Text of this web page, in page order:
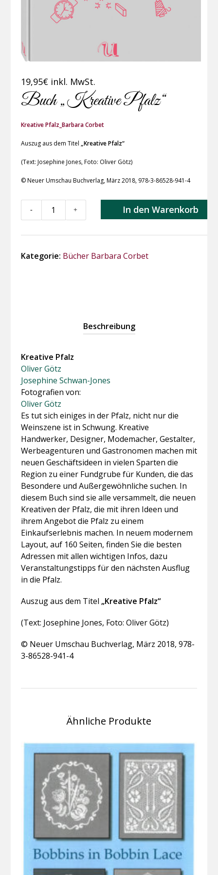
19,95€ inkl. MwSt.
Buch „Kreative Pfalz“
Kreative Pfalz_Barbara Corbet
Auszug aus dem Titel „Kreative Pfalz“
(Text: Josephine Jones, Foto: Oliver Götz)
© Neuer Umschau Buchverlag, März 2018, 978-3-86528-941-4
"Kreative
- + In den Warenkorb
Kategorie: Bücher Barbara Corbet
Beschreibung
Kreative Pfalz
Oliver Götz
Josephine Schwan-Jones
Fotografien von:
Oliver Götz
Es tut sich einiges in der Pfalz, nicht nur die
Weinszene ist in Schwung. Kreative
Handwerker, Designer, Modemacher, Gestalter,
Werbeagenturen und Gastronomen machen mit
neuen Geschäftsideen in vielen Sparten die
Region zu einer Fundgrube für Kunden, die das
Besondere und Außergewöhnliche suchen. In
diesem Buch sind sie alle versammelt, die neuen
Kreativen der Pfalz, die mit ihren Ideen und
ihrem Angebot die Pfalz zu einem
Einkaufserlebnis machen. In neuem modernem
Layout, auf 160 Seiten, finden Sie die besten
Adressen mit allen wichtigen Infos, dazu
Veranstaltungstipps für den nächsten Ausflug
in die Pfalz.
Auszug aus dem Titel „Kreative Pfalz“
(Text: Josephine Jones, Foto: Oliver Götz)
© Neuer Umschau Buchverlag, März 2018, 978-
3-86528-941-4
Ähnliche Produkte